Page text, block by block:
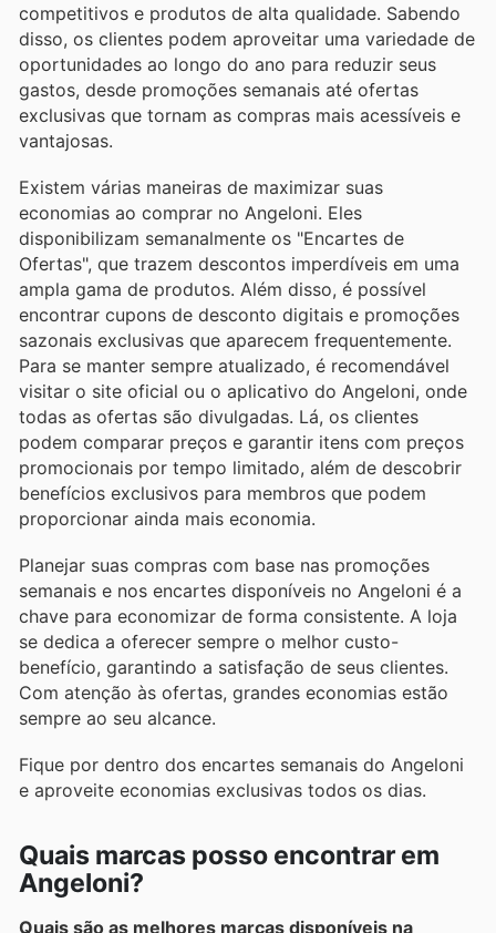
competitivos e produtos de alta qualidade. Sabendo
disso, os clientes podem aproveitar uma variedade de
oportunidades ao longo do ano para reduzir seus
gastos, desde promoções semanais até ofertas
exclusivas que tornam as compras mais acessíveis e
vantajosas.
Existem várias maneiras de maximizar suas
economias ao comprar no Angeloni. Eles
disponibilizam semanalmente os "Encartes de
Ofertas", que trazem descontos imperdíveis em uma
ampla gama de produtos. Além disso, é possível
encontrar cupons de desconto digitais e promoções
sazonais exclusivas que aparecem frequentemente.
Para se manter sempre atualizado, é recomendável
visitar o site oficial ou o aplicativo do Angeloni, onde
todas as ofertas são divulgadas. Lá, os clientes
podem comparar preços e garantir itens com preços
promocionais por tempo limitado, além de descobrir
benefícios exclusivos para membros que podem
proporcionar ainda mais economia.
Planejar suas compras com base nas promoções
semanais e nos encartes disponíveis no Angeloni é a
chave para economizar de forma consistente. A loja
se dedica a oferecer sempre o melhor custo-
benefício, garantindo a satisfação de seus clientes.
Com atenção às ofertas, grandes economias estão
sempre ao seu alcance.
Fique por dentro dos encartes semanais do Angeloni
e aproveite economias exclusivas todos os dias.
Quais marcas posso encontrar em
Angeloni?
Quais são as melhores marcas disponíveis na